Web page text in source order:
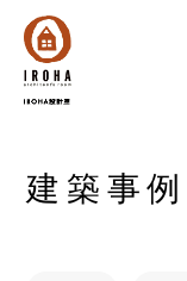
建築事例